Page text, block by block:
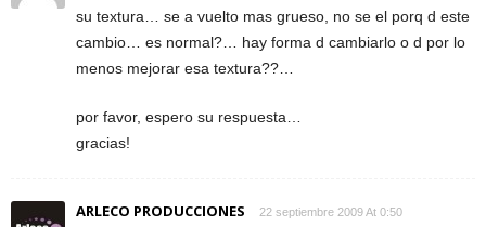
su textura… se a vuelto mas grueso, no se el porq d este
cambio… es normal?… hay forma d cambiarlo o d por lo
menos mejorar esa textura??…
por favor, espero su respuesta…
gracias!
ARLECO PRODUCCIONES 22 septiembre 2009 At 0:50